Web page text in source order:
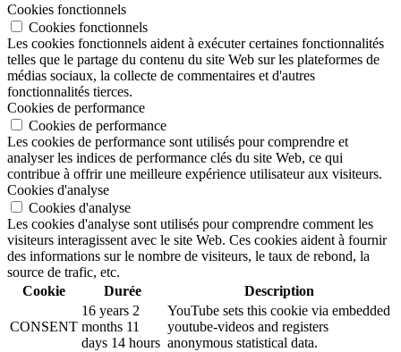
Cookies fonctionnels
Cookies fonctionnels
Les cookies fonctionnels aident à exécuter certaines fonctionnalités
telles que le partage du contenu du site Web sur les plateformes de
médias sociaux, la collecte de commentaires et d'autres
fonctionnalités tierces.
Cookies de performance
Cookies de performance
Les cookies de performance sont utilisés pour comprendre et
analyser les indices de performance clés du site Web, ce qui
contribue à offrir une meilleure expérience utilisateur aux visiteurs.
Cookies d'analyse
Cookies d'analyse
Les cookies d'analyse sont utilisés pour comprendre comment les
visiteurs interagissent avec le site Web. Ces cookies aident à fournir
des informations sur le nombre de visiteurs, le taux de rebond, la
source de trafic, etc.
Cookie
Durée Description
CONSENT
16 years 2
months 11
days 14 hours
YouTube sets this cookie via embedded
youtube-videos and registers
anonymous statistical data.